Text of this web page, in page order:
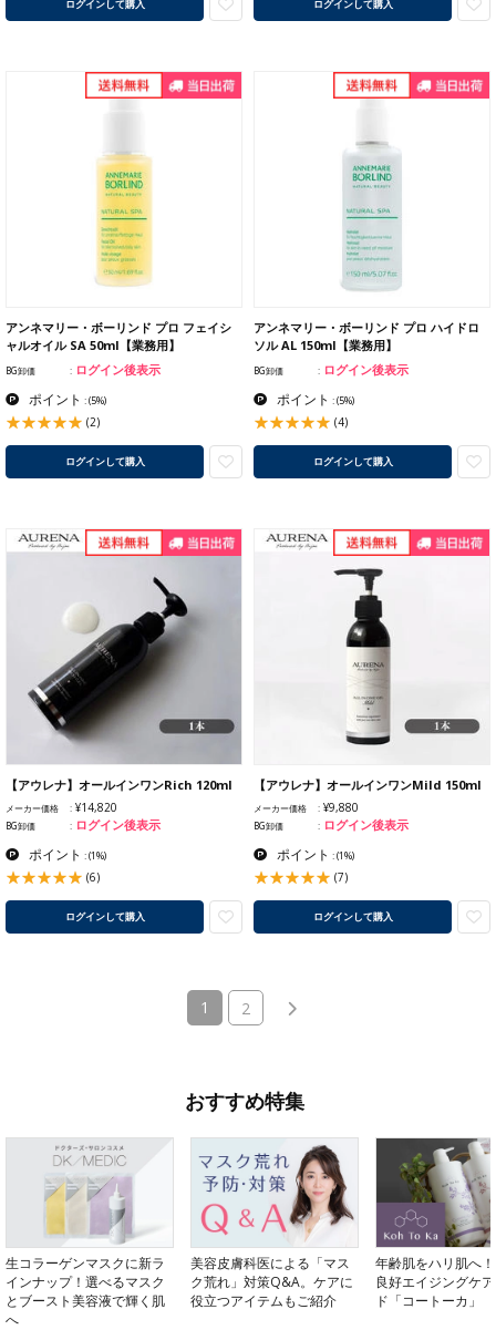
ログインして購入 ログインして購入
アンネマリー・ボーリンド プロ フェイシ
ャルオイル SA 50ml【業務用】
BG卸価 ログイン後表示
ポイント :(5%)
(2)
ログインして購入
アンネマリー・ボーリンド プロ ハイドロ
ソル AL 150ml【業務用】
BG卸価 ログイン後表示
ポイント :(5%)
(4)
ログインして購入
【アウレナ】オールインワンRich 120ml
メーカー価格 ¥14,820
BG卸価 ログイン後表示
ポイント :(1%)
(6)
ログインして購入
【アウレナ】オールインワンMild 150ml
メーカー価格 ¥9,880
BG卸価 ログイン後表示
ポイント :(1%)
(7)
ログインして購入
1 (current)
2
おすすめ特集
生コラーゲンマスクに新ラ
インナップ！選べるマスク
とブースト美容液で輝く肌
へ
美容皮膚科医による「マス
ク荒れ」対策Q&A。ケアに
役立つアイテムもご紹介
年齢肌をハリ肌へ
良好エイジングケ
ド「コートーカ」